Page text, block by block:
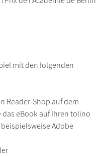
mit den folgenden
Reader-Shop auf dem
eBook auf Ihren tolino
Adobe